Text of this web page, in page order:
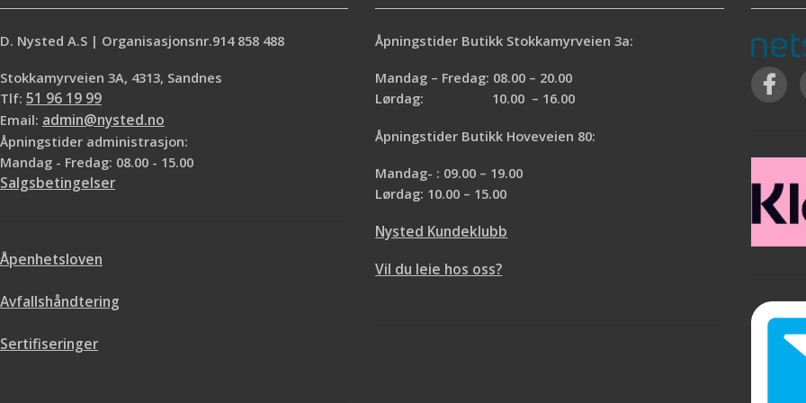
D. Nysted A.S | Organisasjonsnr.914 858 488
Stokkamyrveien 3A, 4313, Sandnes
Tlf: 51 96 19 99
Email: admin@nysted.no
Åpningstider administrasjon:
Mandag - Fredag: 08.00 - 15.00
Salgsbetingelser
Åpenhetsloven
Avfallshåndtering
Sertifiseringer
Åpningstider Butikk Stokkamyrveien 3a:
Mandag – Fredag: 08.00 – 20.00
Lørdag: 10.00 – 16.00
Åpningstider Butikk Hoveveien 80:
Mandag- : 09.00 – 19.00
Lørdag: 10.00 – 15.00
Nysted Kundeklubb
Vil du leie hos oss?